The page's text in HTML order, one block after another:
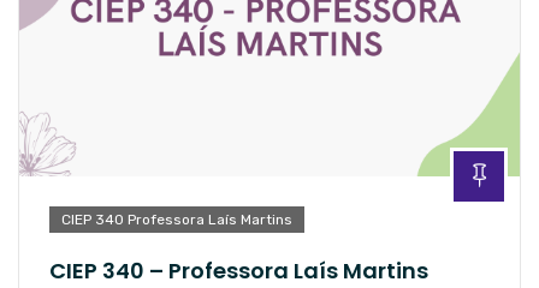
CIEP 340 Professora Laís Martins
CIEP 340 – Professora Laís Martins